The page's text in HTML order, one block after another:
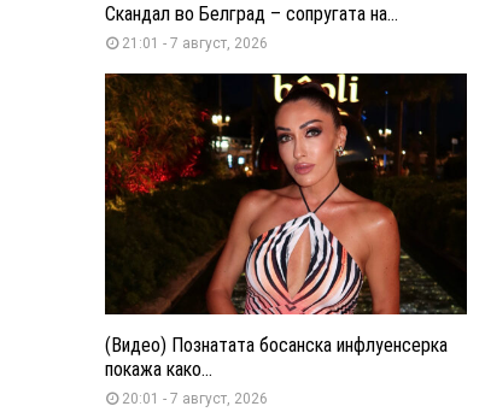
Скандал во Белград – сопругата на...
21:01 - 7 август, 2026
(Видео) Познатата босанска инфлуенсерка
покажа како...
20:01 - 7 август, 2026